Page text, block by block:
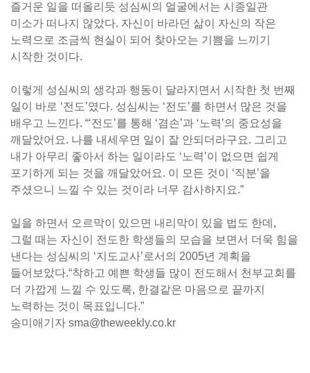
즐거운 일을 떠올리듯 성심씨의 얼굴에서는 시종일관
미소가 떠나지 않았다. 자신이 바라던 삶이 자신의 작은
노력으로 조금씩 현실이 되어 찾아오는 기쁨을 느끼기
시작한 것이다.
이렇게 성심씨의 생각과 행동이 달라지면서 시작한 첫 번째
일이 바로 ‘전도’였다. 성심씨는 ‘전도’를 하면서 많은 것을
배우고 느낀다. “‘전도’를 통해 ‘겸손’과 ‘노력’의 중요성을
깨달았어요. 나를 내세우면 일이 잘 안되더라구요. 그리고
내가 아무리 좋아서 하는 일이라도 ‘노력’이 없으면 쉽게
포기하게 되는 것을 깨달았어요. 이 모든 것이 ‘직분’을
주셨으니 느낄 수 있는 것이라 너무 감사하지요.”
일을 하면서 오르막이 있으면 내리막이 있을 법도 한데,
그럴 때는 자신이 전도한 학생들의 모습을 보면서 더욱 힘을
낸다는 성심씨의 ‘지도교사’로서의 2005년 계획을
들어보았다.“착하고 예쁜 학생들 많이 전도해서 천부교회를
더 가깝게 느낄 수 있도록, 한결같은 마음으로 끝까지
노력하는 것이 목표입니다.”
송미애기자 sma@theweekly.co.kr